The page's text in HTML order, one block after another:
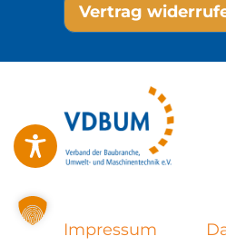
Vertrag
Impressum